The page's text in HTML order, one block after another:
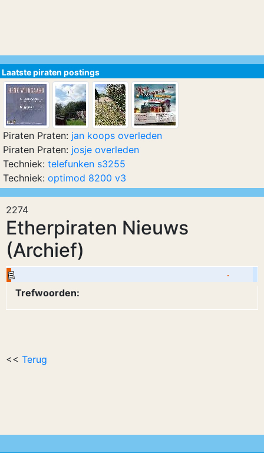
2274
Etherpiraten Nieuws
(Archief)
Trefwoorden:
<< Terug
Laatste piraten postings
Piraten Praten: jan koops overleden
Piraten Praten: josje overleden
Techniek: telefunken s3255
Techniek: optimod 8200 v3